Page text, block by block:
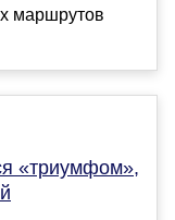
маршрутов
«триумфом»,